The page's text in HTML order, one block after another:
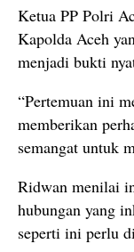
Ketua PP Polri
Kapolda Aceh
menjadi bukti
“Pertemuan ini
memberikan
semangat untuk
Ridwan menilai
hubungan yang
seperti ini perlu